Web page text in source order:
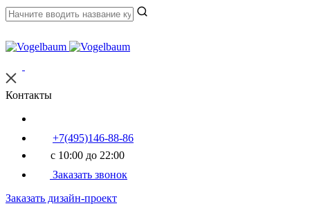
Контакты
+7(495)146-88-86
с 10:00 до 22:00
Заказать звонок
Заказать дизайн-проект